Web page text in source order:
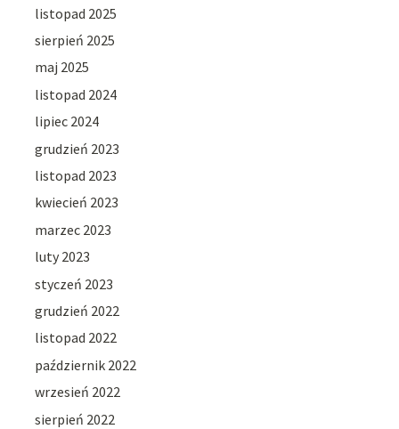
listopad 2025
sierpień 2025
maj 2025
listopad 2024
lipiec 2024
grudzień 2023
listopad 2023
kwiecień 2023
marzec 2023
luty 2023
styczeń 2023
grudzień 2022
listopad 2022
październik 2022
wrzesień 2022
sierpień 2022